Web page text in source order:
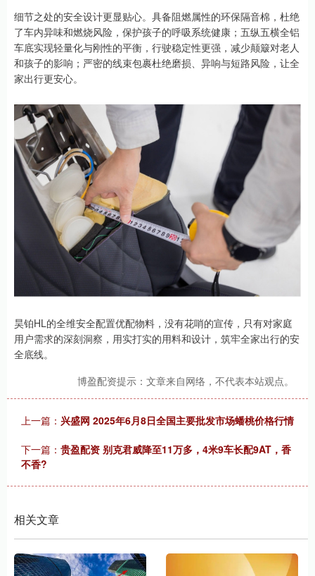
细节之处的安全设计更显贴心。具备阻燃属性的环保隔音棉，杜绝
了车内异味和燃烧风险，保护孩子的呼吸系统健康；五纵五横全铝
车底实现轻量化与刚性的平衡，行驶稳定性更强，减少颠簸对老人
和孩子的影响；严密的线束包裹杜绝磨损、异响与短路风险，让全
家出行更安心。
昊铂HL的全维安全配置优配物料，没有花哨的宣传，只有对家庭
用户需求的深刻洞察，用实打实的用料和设计，筑牢全家出行的安
全底线。
博盈配资提示：文章来自网络，不代表本站观点。
上一篇： 兴盛网 2025年6月8日全国主要批发市场蟠桃价格行情
下一篇： 贵盈配资 别克君威降至11万多，4米9车长配9AT，香
不香?
相关文章